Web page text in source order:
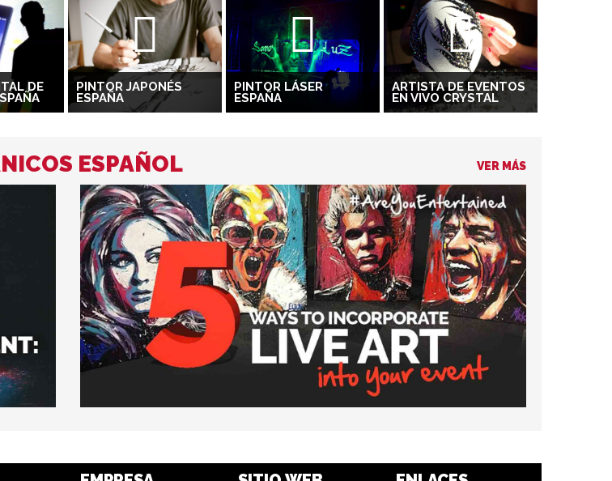
DE PINTOR JAPONÉS
ESPAÑA
PINTOR LÁSER
ESPAÑA
ARTISTA DE EVENTOS
EN VIVO CRYSTAL
ESPAÑOL VER MÁS